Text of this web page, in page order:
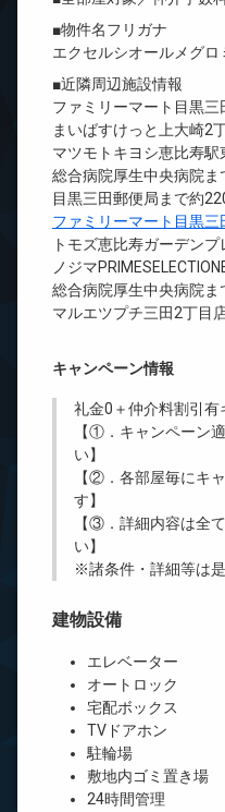
■物件名フリガナ
エクセルシオールメグロ
■近隣周辺施設情報
ファミリーマート目黒
まいばすけっと上大崎2
マツモトキヨシ恵比寿
総合病院厚生中央病院ま
目黒三田郵便局まで約
ファミリーマート目黒三
トモズ恵比寿ガーデン
ノジマ
総合病院厚生中央病院ま
マルエツプチ三田2丁目
キャンペーン情報
礼金0 ＋仲介料割引有
【①．キャンペーン
い】
【②．各部屋毎にキ
す】
【③．詳細内容は全
い】
※諸条件・詳細等は
建物設備
エレベーター
オートロック
宅配ボックス
TVドアホン
駐輪場
敷地内ゴミ置き場
24時間管理